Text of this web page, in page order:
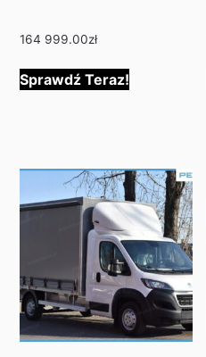
164 999.00zł
Sprawdź Teraz!